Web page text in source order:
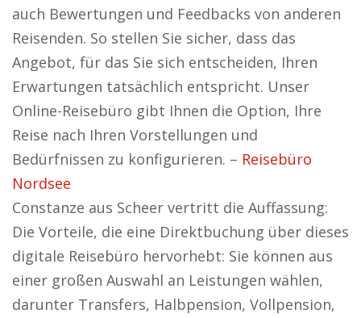
auch Bewertungen und Feedbacks von anderen
Reisenden. So stellen Sie sicher, dass das
Angebot, für das Sie sich entscheiden, Ihren
Erwartungen tatsächlich entspricht. Unser
Online-Reisebüro gibt Ihnen die Option, Ihre
Reise nach Ihren Vorstellungen und
Bedürfnissen zu konfigurieren. – Reisebüro
Nordsee
Constanze aus Scheer vertritt die Auffassung:
Die Vorteile, die eine Direktbuchung über dieses
digitale Reisebüro hervorhebt: Sie können aus
einer großen Auswahl an Leistungen wählen,
darunter Transfers, Halbpension, Vollpension,